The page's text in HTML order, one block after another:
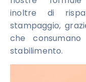
inoltre di
stampaggio,
che
stabilimento.